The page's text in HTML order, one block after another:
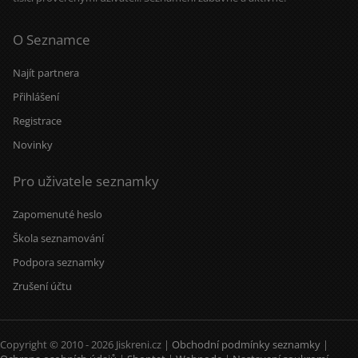
O Seznamce
Najít partnera
Přihlášení
Registrace
Novinky
Pro uživatele seznamky
Zapomenuté heslo
Škola seznamování
Podpora seznamky
Zrušení účtu
Copyright © 2010 - 2026 Jiskreni.cz | Obchodní podmínky seznamky |